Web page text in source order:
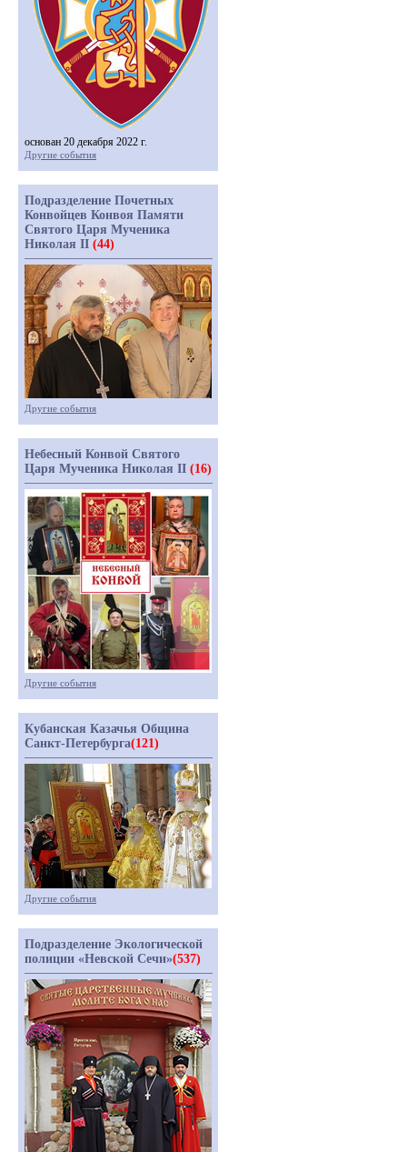
основан 20 декабря 2022 г.
Другие события
Подразделение Почетных
Конвойцев Конвоя Памяти
Святого Царя Мученика
Николая II (44)
Другие события
Небесный Конвой Святого
Царя Мученика Николая II (16)
Другие события
Кубанская Казачья Община
Санкт-Петербурга(121)
Другие события
Подразделение Экологической
полиции «Невской Сечи»(537)